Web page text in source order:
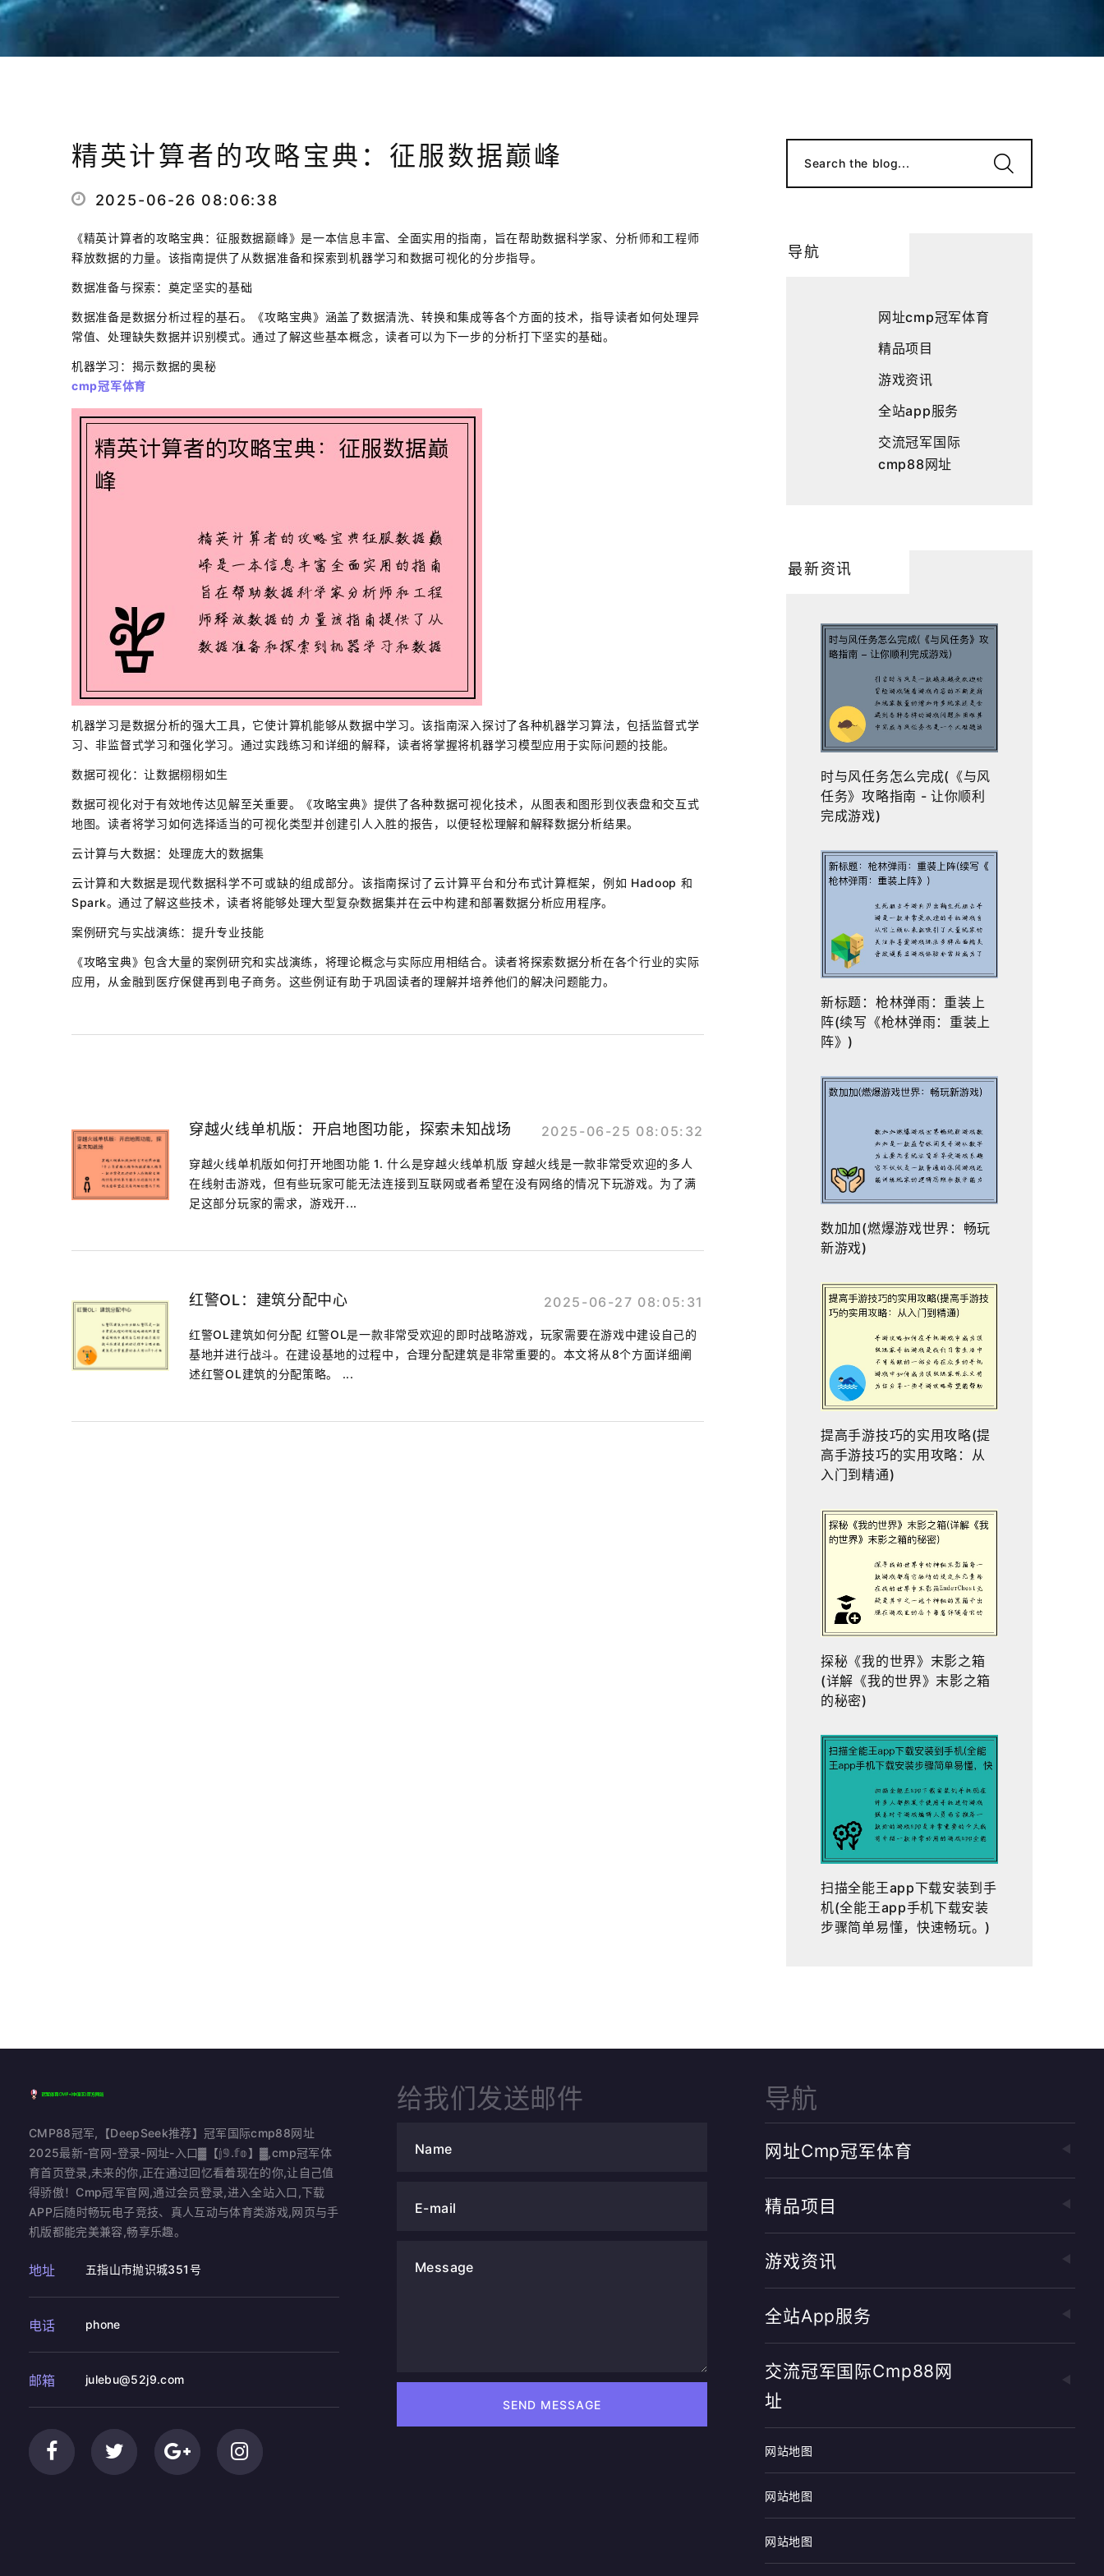
精英计算者的攻略宝典：征服数据巅峰
2025-06-26 08:06:38
《精英计算者的攻略宝典：征服数据巅峰》是一本信息丰富、全面实用的指南，旨在帮助数据科学家、分析师和工程师
释放数据的力量。该指南提供了从数据准备和探索到机器学习和数据可视化的分步指导。
数据准备与探索：奠定坚实的基础
数据准备是数据分析过程的基石。《攻略宝典》涵盖了数据清洗、转换和集成等各个方面的技术，指导读者如何处理异
常值、处理缺失数据并识别模式。通过了解这些基本概念，读者可以为下一步的分析打下坚实的基础。
机器学习：揭示数据的奥秘
cmp冠军体育
机器学习是数据分析的强大工具，它使计算机能够从数据中学习。该指南深入探讨了各种机器学习算法，包括监督式学
习、非监督式学习和强化学习。通过实践练习和详细的解释，读者将掌握将机器学习模型应用于实际问题的技能。
数据可视化：让数据栩栩如生
数据可视化对于有效地传达见解至关重要。《攻略宝典》提供了各种数据可视化技术，从图表和图形到仪表盘和交互式
地图。读者将学习如何选择适当的可视化类型并创建引人入胜的报告，以便轻松理解和解释数据分析结果。
云计算与大数据：处理庞大的数据集
云计算和大数据是现代数据科学不可或缺的组成部分。该指南探讨了云计算平台和分布式计算框架，例如 Hadoop 和
Spark。通过了解这些技术，读者将能够处理大型复杂数据集并在云中构建和部署数据分析应用程序。
案例研究与实战演练：提升专业技能
《攻略宝典》包含大量的案例研究和实战演练，将理论概念与实际应用相结合。读者将探索数据分析在各个行业的实际
应用，从金融到医疗保健再到电子商务。这些例证有助于巩固读者的理解并培养他们的解决问题能力。
穿越火线单机版：开启地图功能，探索未知战场 2025-06-25 08:05:32
穿越火线单机版如何打开地图功能 1. 什么是穿越火线单机版 穿越火线是一款非常受欢迎的多人
在线射击游戏，但有些玩家可能无法连接到互联网或者希望在没有网络的情况下玩游戏。为了满
足这部分玩家的需求，游戏开...
红警OL：建筑分配中心 2025-06-27 08:05:31
红警OL建筑如何分配 红警OL是一款非常受欢迎的即时战略游戏，玩家需要在游戏中建设自己的
基地并进行战斗。在建设基地的过程中，合理分配建筑是非常重要的。本文将从8个方面详细阐
述红警OL建筑的分配策略。 ...
Search the blog...
导航
网址cmp冠军体育
精品项目
游戏资讯
全站app服务
交流冠军国际
cmp88网址
最新资讯
时与风任务怎么完成(《与风
任务》攻略指南 - 让你顺利
完成游戏)
新标题：枪林弹雨：重装上
阵(续写《枪林弹雨：重装上
阵》)
数加加(燃爆游戏世界：畅玩
新游戏)
提高手游技巧的实用攻略(提
高手游技巧的实用攻略：从
入门到精通)
探秘《我的世界》末影之箱
(详解《我的世界》末影之箱
的秘密)
扫描全能王app下载安装到手
机(全能王app手机下载安装
步骤简单易懂，快速畅玩。)
CMP88冠军,【DeepSeek推荐】冠军国际cmp88网址
2025最新-官网-登录-网址-入口▓【𝕛𝟡.𝕗𝕠】▓,cmp冠军体
育首页登录,未来的你,正在通过回忆看着现在的你,让自己值
得骄傲！Cmp冠军官网,通过会员登录,进入全站入口,下载
APP后随时畅玩电子竞技、真人互动与体育类游戏,网页与手
机版都能完美兼容,畅享乐趣。
地址 五指山市抛识城351号
电话 phone
邮箱 julebu@52j9.com
给我们发送邮件
Name
E-mail
Message
SEND MESSAGE
导航
网址cmp冠军体育
精品项目
游戏资讯
全站app服务
交流冠军国际cmp88网
址
网站地图
网站地图
网站地图